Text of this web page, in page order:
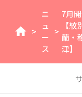
home
>
ニ
ュ
ー
ス
>
7月
【
蘭・
津】